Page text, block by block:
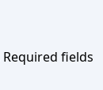
Required fields